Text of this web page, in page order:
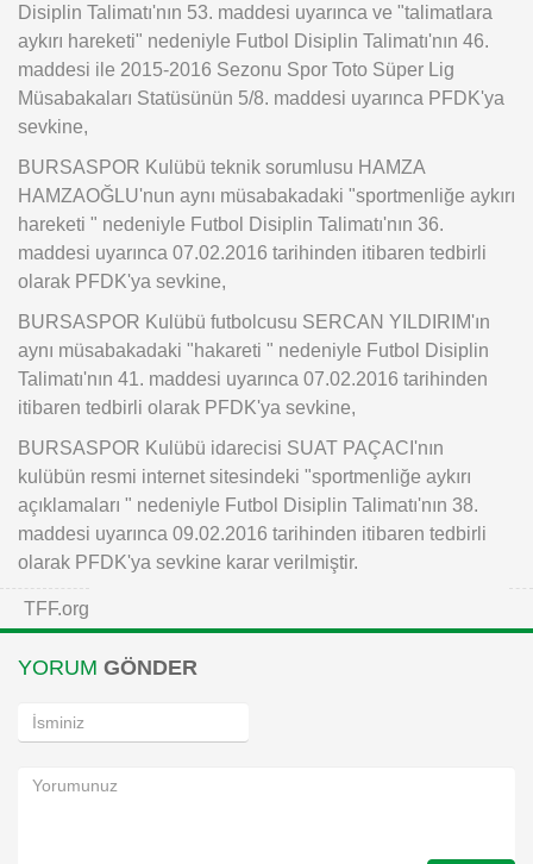
Disiplin Talimatı'nın 53. maddesi uyarınca ve "talimatlara
aykırı hareketi" nedeniyle Futbol Disiplin Talimatı'nın 46.
maddesi ile 2015-2016 Sezonu Spor Toto Süper Lig
Müsabakaları Statüsünün 5/8. maddesi uyarınca PFDK'ya
sevkine,
BURSASPOR Kulübü teknik sorumlusu HAMZA
HAMZAOĞLU'nun aynı müsabakadaki "sportmenliğe aykırı
hareketi " nedeniyle Futbol Disiplin Talimatı'nın 36.
maddesi uyarınca 07.02.2016 tarihinden itibaren tedbirli
olarak PFDK'ya sevkine,
BURSASPOR Kulübü futbolcusu SERCAN YILDIRIM'ın
aynı müsabakadaki "hakareti " nedeniyle Futbol Disiplin
Talimatı'nın 41. maddesi uyarınca 07.02.2016 tarihinden
itibaren tedbirli olarak PFDK'ya sevkine,
BURSASPOR Kulübü idarecisi SUAT PAÇACI'nın
kulübün resmi internet sitesindeki "sportmenliğe aykırı
açıklamaları " nedeniyle Futbol Disiplin Talimatı'nın 38.
maddesi uyarınca 09.02.2016 tarihinden itibaren tedbirli
olarak PFDK'ya sevkine karar verilmiştir.
TFF.org
YORUM GÖNDER